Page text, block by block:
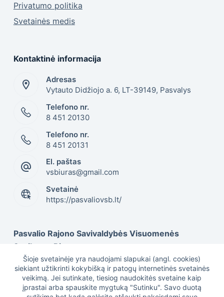
Šioje svetainėje yra naudojami slapukai (angl. cookies)
siekiant užtikrinti kokybišką ir patogų internetinės svetainės
veikimą. Jei sutinkate, tiesiog naudokitės svetaine kaip
įprastai arba spauskite mygtuką "Sutinku". Savo duotą
Privatumo politika
Svetainės medis
Kontaktinė informacija
Adresas
Vytauto Didžiojo a. 6, LT-39149, Pasvalys
Telefono nr.
8 451 20130
Telefono nr.
8 451 20131
El. paštas
vsbiuras@gmail.com
Svetainė
https://pasvaliovsb.lt/
Pasvalio Rajono Savivaldybės Visuomenės
Sveikatos Biuras
Duomenys kaupiami ir saugomi Juridinių asmenų
registre, kodas 301505617